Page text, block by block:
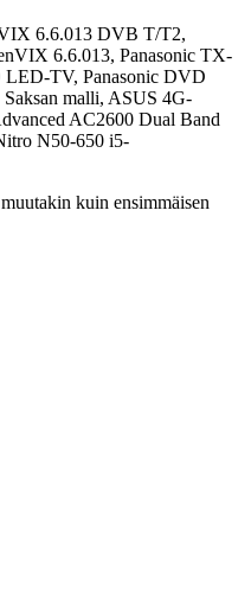
6.6.013 DVB T/T2,
6.6.013, Panasonic TX-
TV, Panasonic DVD
malli, ASUS 4G-
AC2600 Dual Band
N50-650 i5-
kuin ensimmäisen